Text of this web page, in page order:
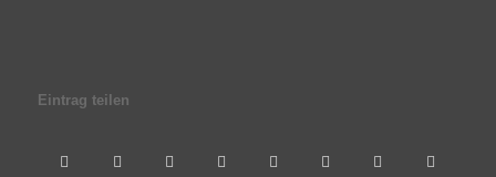
Eintrag teilen